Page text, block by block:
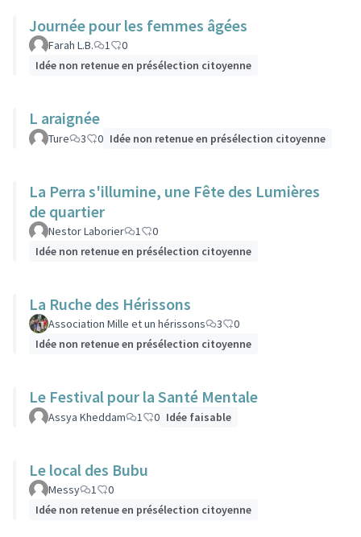
Journée pour les femmes âgées
Farah L.B. 1
0
Idée non retenue en présélection citoyenne
L araignée
Ture 3 0 Idée non retenue en présélection citoyenne
La Perra s'illumine, une Fête des Lumières
de quartier
Nestor Laborier 1
0
Idée non retenue en présélection citoyenne
La Ruche des Hérissons
Association Mille et un hérissons 3
0
Idée non retenue en présélection citoyenne
Le Festival pour la Santé Mentale
Assya Kheddam 1 0 Idée faisable
Le local des Bubu
Messy 1
0
Idée non retenue en présélection citoyenne